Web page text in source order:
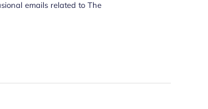
emails related to The